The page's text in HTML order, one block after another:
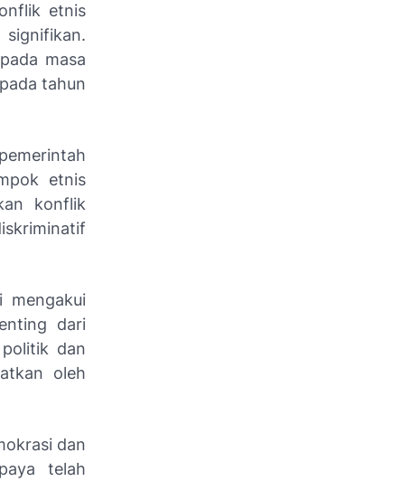
etnis
masa
tahun
etnis
konflik
mengakui
dari
dan
oleh
dan
telah